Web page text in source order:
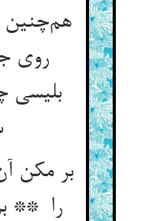
هم‌چنین
روی
بلیسی
سجود
بر مکن
را **